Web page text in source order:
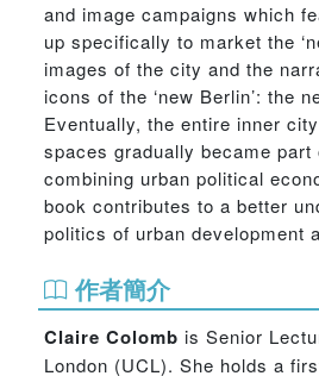
and image campaigns which
up specifically to market the
images of the city and the
icons of the ‘new Berlin’: the
Eventually, the entire inner
spaces gradually became
combining urban political
book contributes to a better
politics of urban development
作者簡介
Claire Colomb is Senior
London (UCL). She holds a